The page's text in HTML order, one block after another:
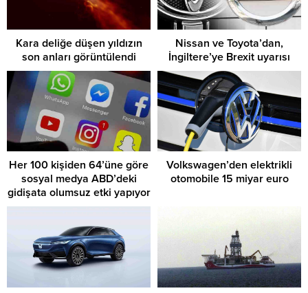
Kara deliğe düşen yıldızın
son anları görüntülendi
Nissan ve Toyota’dan,
İngiltere’ye Brexit uyarısı
Her 100 kişiden 64’üne göre
sosyal medya ABD’deki
gidişata olumsuz etki yapıyor
Volkswagen’den elektrikli
otomobile 15 miyar euro